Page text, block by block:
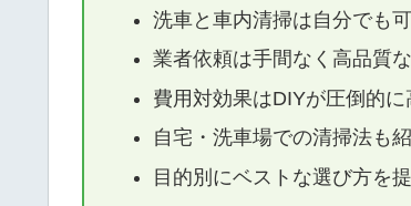
洗車と車内清掃は自分でも
業者依頼は手間なく高品質
費用対効果はDIYが圧倒的に
自宅・洗車場での清掃法も
目的別にベストな選び方を